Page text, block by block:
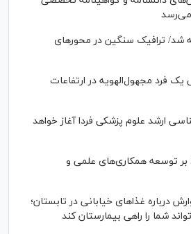
می‌رسد
شد/ ترافیک سنگین در محورهای
فرد مجهول‌الهویه در ارتفاعات
ارشد علوم پزشکی فردا آغاز خواهد
بر توسعه همکاری‌های علمی و
درباره غذا‌های خیابانی در تابستان؛
شما را راهی بیمارستان کند